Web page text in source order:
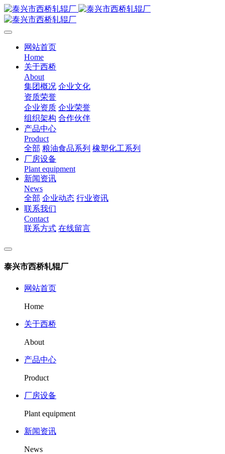
网站首页
Home
关于西桥
About
集团概况 企业文化
资质荣誉
企业资质 企业荣誉
组织架构 合作伙伴
产品中心
Product
全部 粮油食品系列 橡塑化工系列
厂房设备
Plant equipment
新闻资讯
News
全部 企业动态 行业资讯
联系我们
Contact
联系方式 在线留言
泰兴市西桥轧辊厂
网站首页
Home
关于西桥
About
产品中心
Product
厂房设备
Plant equipment
新闻资讯
News